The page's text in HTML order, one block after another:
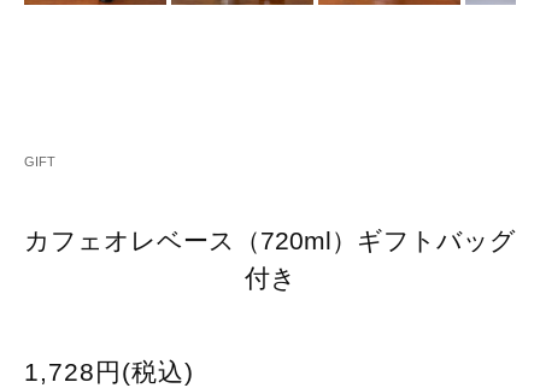
GIFT
カフェオレベース（720ml）ギフトバッグ
付き
1,728円(税込)